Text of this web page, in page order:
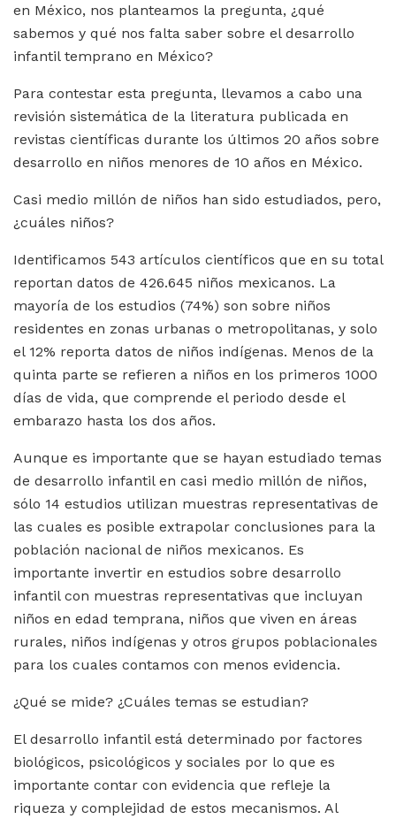
en México, nos planteamos la pregunta, ¿qué
sabemos y qué nos falta saber sobre el desarrollo
infantil temprano en México?
Para contestar esta pregunta, llevamos a cabo una
revisión sistemática de la literatura publicada en
revistas científicas durante los últimos 20 años sobre
desarrollo en niños menores de 10 años en México.
Casi medio millón de niños han sido estudiados, pero,
¿cuáles niños?
Identificamos 543 artículos científicos que en su total
reportan datos de 426.645 niños mexicanos. La
mayoría de los estudios (74%) son sobre niños
residentes en zonas urbanas o metropolitanas, y solo
el 12% reporta datos de niños indígenas. Menos de la
quinta parte se refieren a niños en los primeros 1000
días de vida, que comprende el periodo desde el
embarazo hasta los dos años.
Aunque es importante que se hayan estudiado temas
de desarrollo infantil en casi medio millón de niños,
sólo 14 estudios utilizan muestras representativas de
las cuales es posible extrapolar conclusiones para la
población nacional de niños mexicanos. Es
importante invertir en estudios sobre desarrollo
infantil con muestras representativas que incluyan
niños en edad temprana, niños que viven en áreas
rurales, niños indígenas y otros grupos poblacionales
para los cuales contamos con menos evidencia.
¿Qué se mide? ¿Cuáles temas se estudian?
El desarrollo infantil está determinado por factores
biológicos, psicológicos y sociales por lo que es
importante contar con evidencia que refleje la
riqueza y complejidad de estos mecanismos. Al